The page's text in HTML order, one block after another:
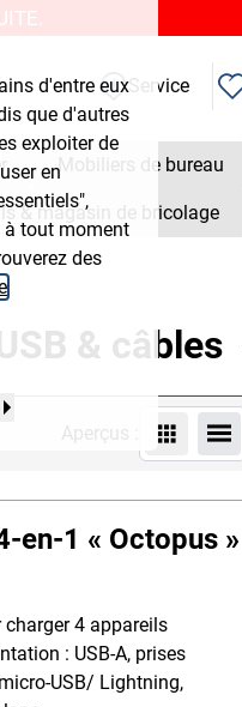
d'entre eux
que d'autres
exploiter de
en
à tout moment
des
Service
Mobiliers de bureau
& magasin de bricolage
3
& câbles
Aperçus :
en-1 « Octopus »
4 appareils
: USB-A, prises
USB/ Lightning,